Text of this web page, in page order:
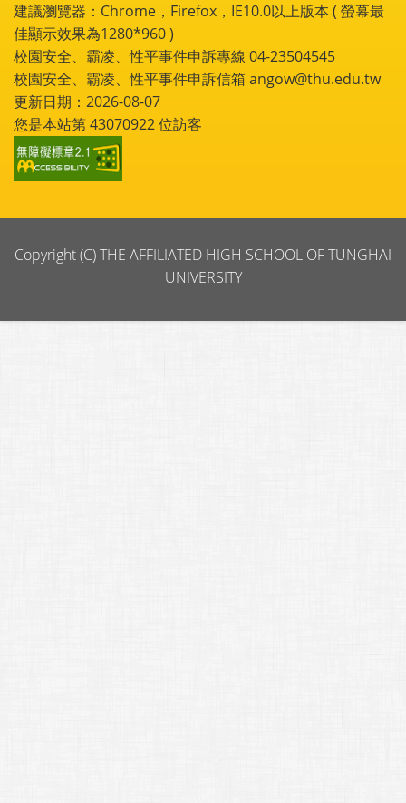
建議瀏覽器：Chrome，Firefox，IE10.0以上版本 ( 螢幕最
佳顯示效果為1280*960 )
校園安全、霸凌、性平事件申訴專線 04-23504545
校園安全、霸凌、性平事件申訴信箱 angow@thu.edu.tw
更新日期：2026-08-07
您是本站第43070922位訪客
Copyright (C) THE AFFILIATED HIGH SCHOOL OF TUNGHAI
UNIVERSITY